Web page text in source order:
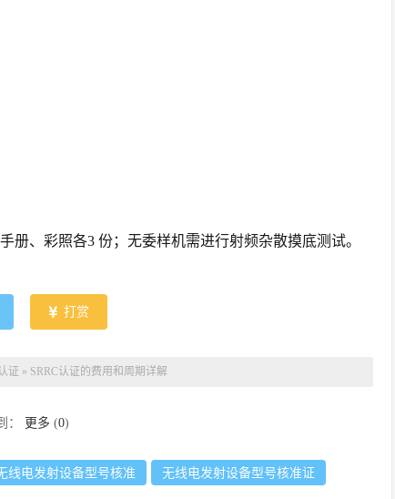
、彩照各3 份；无委样机需进行射频杂散摸底测试。
打赏
证 » SRRC认证的费用和周期详解
： 更多 (0)
线电发射设备型号核准 无线电发射设备型号核准证